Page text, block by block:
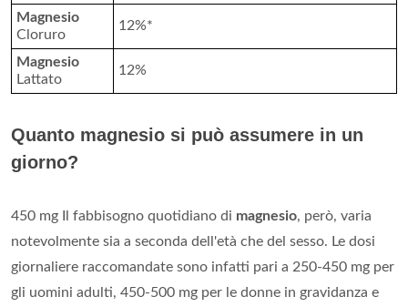
Magnesio
Cloruro
12%*
Magnesio
Lattato
12%
Quanto magnesio si può assumere in un
giorno?
450 mg Il fabbisogno quotidiano di magnesio, però, varia
notevolmente sia a seconda dell'età che del sesso. Le dosi
giornaliere raccomandate sono infatti pari a 250-450 mg per
gli uomini adulti, 450-500 mg per le donne in gravidanza e